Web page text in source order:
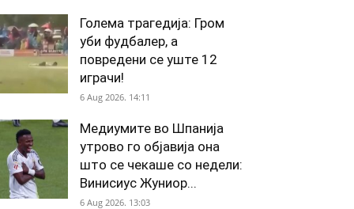
Голема трагедија: Гром
уби фудбалер, а
повредени се уште 12
играчи!
6 Aug 2026. 14:11
Медиумите во Шпанија
утрово го објавија она
што се чекаше со недели:
Винисиус Жуниор...
6 Aug 2026. 13:03